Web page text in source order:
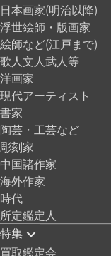
日本画家(明治以降)
浮世絵師・版画家
絵師など(江戸まで)
歌人文人武人等
洋画家
現代アーティスト
書家
陶芸・工芸など
彫刻家
中国諸作家
海外作家
時代
所定鑑定人
特集
買取鑑定会